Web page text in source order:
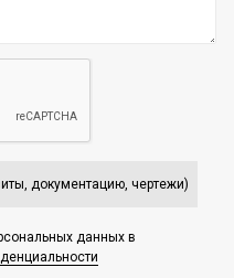
документацию, чертежи)
данных в